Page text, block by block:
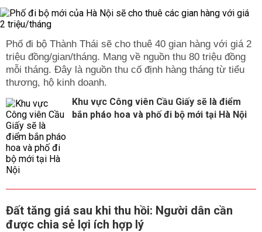
Phố đi bộ Thành Thái sẽ cho thuê 40 gian hàng với giá 2
triệu đồng/gian/tháng. Mang về nguồn thu 80 triệu đồng
mỗi tháng. Đây là nguồn thu cố định hàng tháng từ tiểu
thương, hộ kinh doanh.
Khu vực Công viên Cầu Giấy sẽ là điểm
bắn pháo hoa và phố đi bộ mới tại Hà Nội
Đất tăng giá sau khi thu hồi: Người dân cần
được chia sẻ lợi ích hợp lý